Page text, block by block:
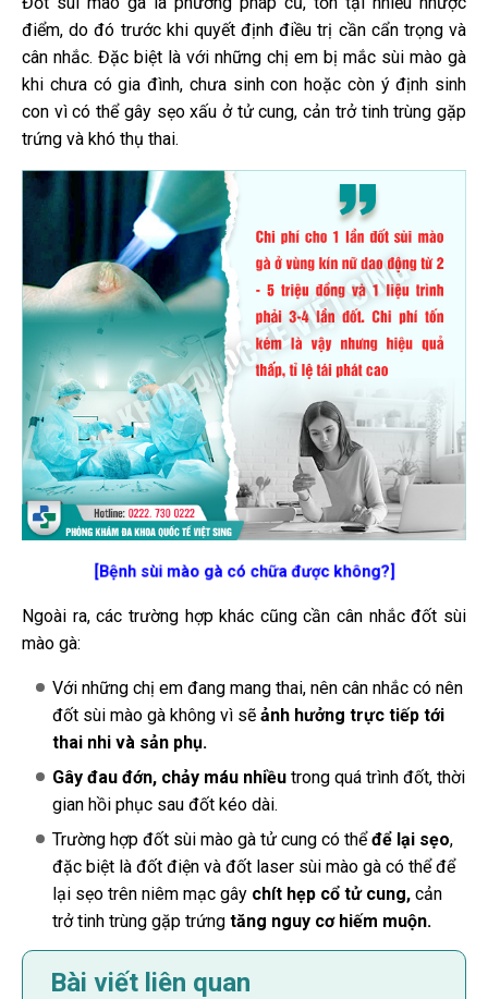
điểm, do đó trước khi quyết định điều trị cần cẩn trọng và
cân nhắc. Đặc biệt là với những chị em bị mắc sùi mào gà
khi chưa có gia đình, chưa sinh con hoặc còn ý định sinh
con vì có thể gây sẹo xấu ở tử cung, cản trở tinh trùng gặp
trứng và khó thụ thai.
[Bệnh sùi mào gà có chữa được không?]
Ngoài ra, các trường hợp khác cũng cần cân nhắc đốt sùi
mào gà:
Với những chị em đang mang thai, nên cân nhắc có nên
đốt sùi mào gà không vì sẽ ảnh hưởng trực tiếp tới
thai nhi và sản phụ.
Gây đau đớn, chảy máu nhiều trong quá trình đốt, thời
gian hồi phục sau đốt kéo dài.
Trường hợp đốt sùi mào gà tử cung có thểđể lại sẹo,
đặc biệt là đốt điện và đốt laser sùi mào gà có thể để
lại sẹo trên niêm mạc gây chít hẹp cổ tử cung, cản
trở tinh trùng gặp trứng tăng nguy cơ hiếm muộn.
Bài viết liên quan